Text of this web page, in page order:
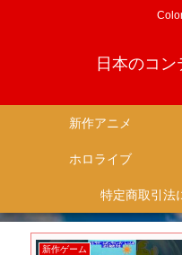
日本のコ
新作アニメ
ホロライブ
新作ゲーム